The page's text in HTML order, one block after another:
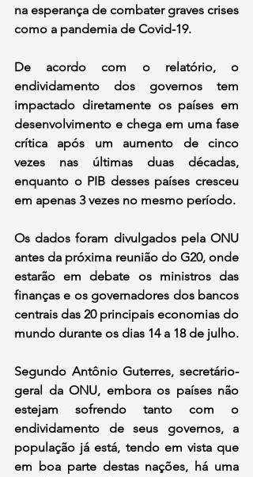
na esperança de combater graves crises
como a pandemia de Covid-19.
De acordo com o relatório, o
endividamento dos governos tem
impactado diretamente os países em
desenvolvimento e chega em uma fase
crítica após um aumento de cinco
vezes nas últimas duas décadas,
enquanto o PIB desses países cresceu
em apenas 3 vezes no mesmo período.
Os dados foram divulgados pela ONU
antes da próxima reunião do G20, onde
estarão em debate os ministros das
finanças e os governadores dos bancos
centrais das 20 principais economias do
mundo durante os dias 14 a 18 de julho.
Segundo Antônio Guterres, secretário-
geral da ONU, embora os países não
estejam sofrendo tanto com o
endividamento de seus governos, a
população já está, tendo em vista que
em boa parte destas nações, há uma